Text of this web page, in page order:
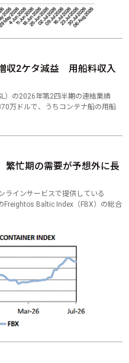
収2ケタ減益 用船料収入
）の2026年第2四半期の連結業績
万ドルで、うちコンテナ船の用船
忙期の需要が予想外に長
インサービスで提供している
Freightos Baltic Index（FBX）の総合